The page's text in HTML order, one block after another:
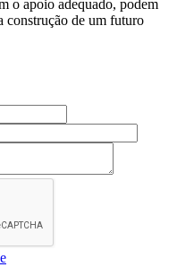
o apoio adequado, podem
construção de um futuro